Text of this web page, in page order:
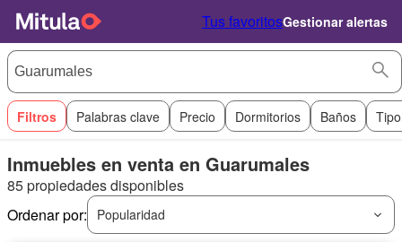
Tus favoritosGestionar alertas
Filtros Palabras clave Precio Dormitorios Baños
Inmuebles en venta en Guarumales
85 propiedades disponibles
Ordenar por:
Popularidad